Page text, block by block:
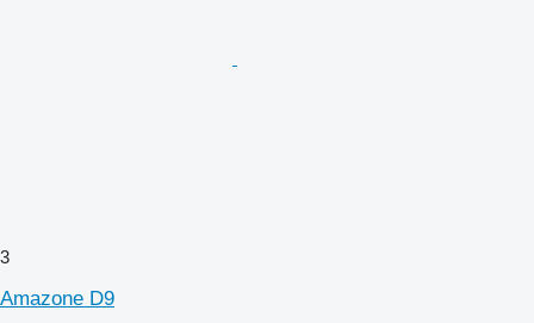
3
Amazone D9